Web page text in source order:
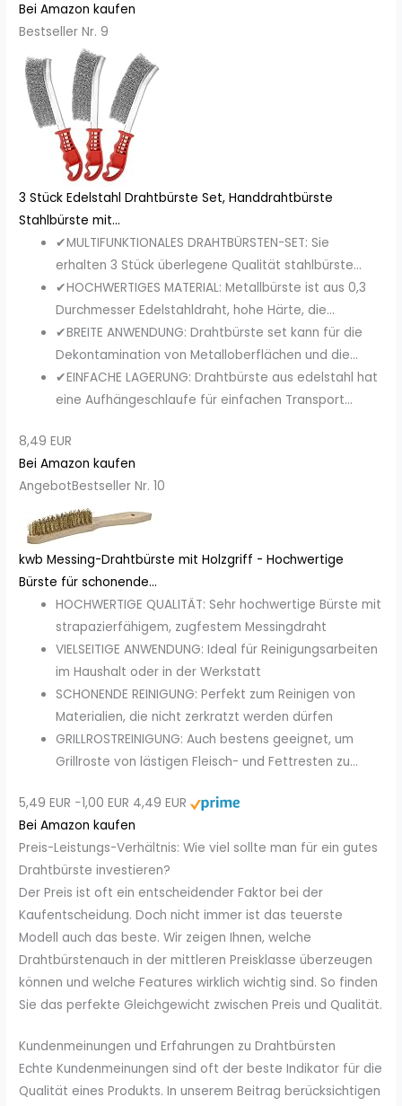
Bei Amazon kaufen
Bestseller Nr. 9
3 Stück Edelstahl Drahtbürste Set, Handdrahtbürste
Stahlbürste mit...
✔MULTIFUNKTIONALES DRAHTBÜRSTEN-SET: Sie
erhalten 3 Stück überlegene Qualität stahlbürste...
✔HOCHWERTIGES MATERIAL: Metallbürste ist aus 0,3
Durchmesser Edelstahldraht, hohe Härte, die...
✔BREITE ANWENDUNG: Drahtbürste set kann für die
Dekontamination von Metalloberflächen und die...
✔EINFACHE LAGERUNG: Drahtbürste aus edelstahl hat
eine Aufhängeschlaufe für einfachen Transport...
8,49 EUR
Bei Amazon kaufen
AngebotBestseller Nr. 10
kwb Messing-Drahtbürste mit Holzgriff - Hochwertige
Bürste für schonende...
HOCHWERTIGE QUALITÄT: Sehr hochwertige Bürste mit
strapazierfähigem, zugfestem Messingdraht
VIELSEITIGE ANWENDUNG: Ideal für Reinigungsarbeiten
im Haushalt oder in der Werkstatt
SCHONENDE REINIGUNG: Perfekt zum Reinigen von
Materialien, die nicht zerkratzt werden dürfen
GRILLROSTREINIGUNG: Auch bestens geeignet, um
Grillroste von lästigen Fleisch- und Fettresten zu...
5,49 EUR −1,00 EUR 4,49 EUR
Bei Amazon kaufen
Preis-Leistungs-Verhältnis: Wie viel sollte man für ein gutes
Drahtbürste investieren?
Der Preis ist oft ein entscheidender Faktor bei der
Kaufentscheidung. Doch nicht immer ist das teuerste
Modell auch das beste. Wir zeigen Ihnen, welche
Drahtbürstenauch in der mittleren Preisklasse überzeugen
können und welche Features wirklich wichtig sind. So finden
Sie das perfekte Gleichgewicht zwischen Preis und Qualität.
Kundenmeinungen und Erfahrungen zu Drahtbürsten
Echte Kundenmeinungen sind oft der beste Indikator für die
Qualität eines Produkts. In unserem Beitrag berücksichtigen